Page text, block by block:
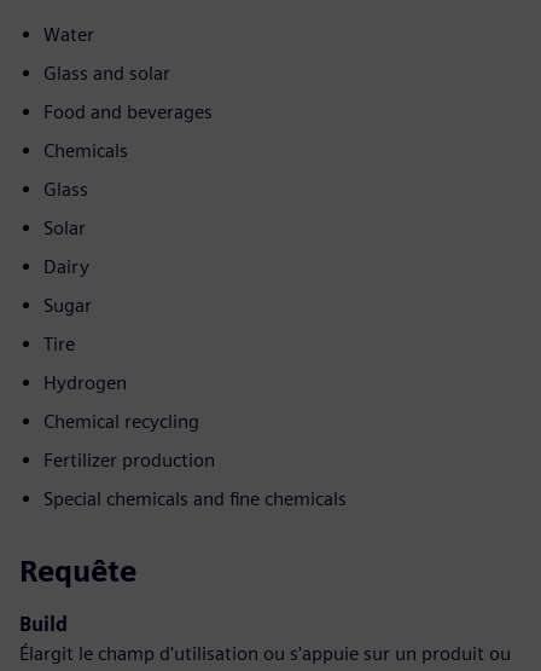
Water
Glass and solar
Food and beverages
Chemicals
Glass
Solar
Dairy
Sugar
Tire
Hydrogen
Chemical recycling
Fertilizer production
Special chemicals and fine chemicals
Requête
Build
Élargit le champ d'utilisation ou s'appuie sur un produit ou